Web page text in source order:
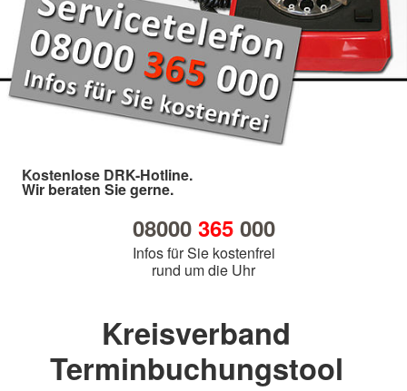
Kostenlose DRK-Hotline.
Wir beraten Sie gerne.
08000 365000
Infos für Sie kostenfrei
rund um die Uhr
Kreisverband
Terminbuchungstool